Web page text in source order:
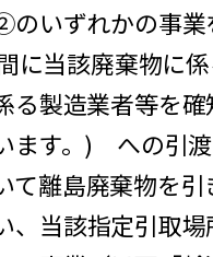
いずれかの事業
に当該廃棄物に
る製造業者等を
ます。) への引渡
離島廃棄物を
、当該指定引取